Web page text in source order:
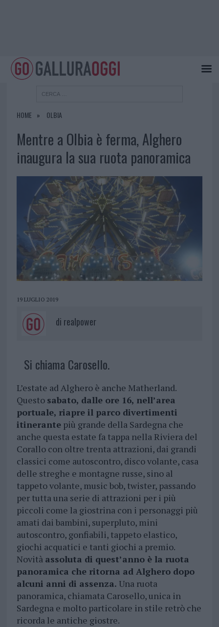
HOME OLBIA
Mentre a Olbia è ferma, Alghero
inaugura la sua ruota panoramica
19 LUGLIO 2019
di realpower
Si chiama Carosello.
L’estate ad Alghero è anche Matherland.
Questo sabato, dalle ore 16, nell’area
portuale, riapre il parco divertimenti
itinerantepiù grande della Sardegna che
anche questa estate fa tappa nella Riviera del
Corallo con oltre trenta attrazioni, dai grandi
classici come autoscontro, disco volante, casa
delle streghe e montagne russe, sino al
tappeto volante, music bob, twister, passando
per tutta una serie di attrazioni per i più
piccoli come la giostrina con i personaggi più
amati dai bambini, superpluto, mini
autoscontro, gonfiabili, tappeto elastico,
giochi acquatici e tanti giochi a premio.
Novità assoluta di quest’anno è la ruota
panoramica che ritorna ad Alghero dopo
alcuni anni di assenza. Una ruota
panoramica, chiamata Carosello, unica in
Sardegna e molto particolare in stile retrò che
ricorda le antiche giostre.